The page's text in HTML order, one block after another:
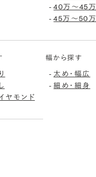
-40万〜45万
-45万〜50万
ヤモンド
幅から探す
- 太め・幅広
-細め・細身